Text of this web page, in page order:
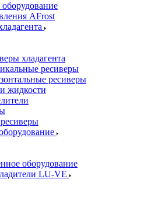
AFrost
хладагента
ресиверы
ресиверы
жидкости
оборудование
LU-VE